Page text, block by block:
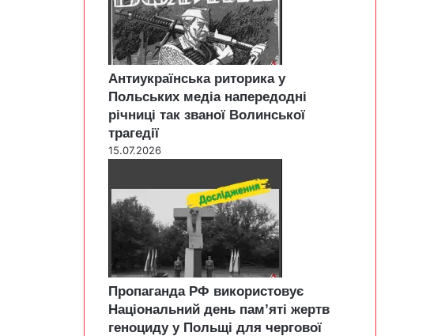
Антиукраїнська риторика у
Польських медіа напередодні
річниці так званої Волинської
трагедії
15.07.2026
Пропаганда РФ використовує
Національний день пам’яті жертв
геноциду у Польщі для чергової